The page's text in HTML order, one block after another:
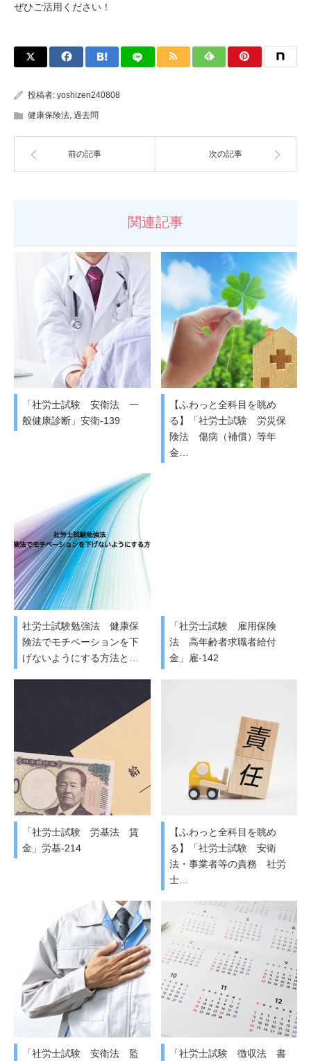
ぜひご活用ください！
投稿者: yoshizen240808
健康保険法, 過去問
前の記事 次の記事
関連記事
「社労士試験 安衛法 一
般健康診断」安衛-139
【ふわっと全科目を眺め
る】「社労士試験 労災保
険法 傷病（補償）等年
金…
社労士試験勉強法 健康保
険法でモチベーションを下
げないようにする方法と…
「社労士試験 雇用保険
法 高年齢者求職者給付
金」雇-142
「社労士試験 労基法 賃
金」労基-214
【ふわっと全科目を眺め
る】「社労士試験 安衛
法・事業者等の責務 社労
士…
「社労士試験 安衛法 監 「社労士試験 徴収法 書